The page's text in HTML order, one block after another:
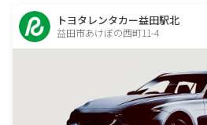
トヨタレンタカー益田駅北
益田市あけぼの西町11-4